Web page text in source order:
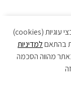
,
לי
באתר זה נעשה שימוש בקבצי עוגיות (cookies)
בהתאםלמדיניות
מהווה הסכמה